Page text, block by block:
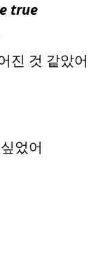
true
진 것 같았어
었어